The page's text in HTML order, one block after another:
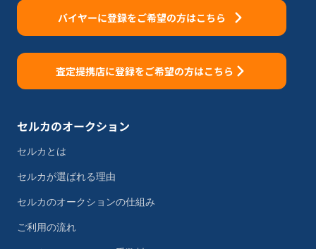
バイヤーに登録をご希望の方はこちら
査定提携店に登録をご希望の方はこちら
セルカのオークション
セルカとは
セルカが選ばれる理由
セルカのオークションの仕組み
ご利用の流れ